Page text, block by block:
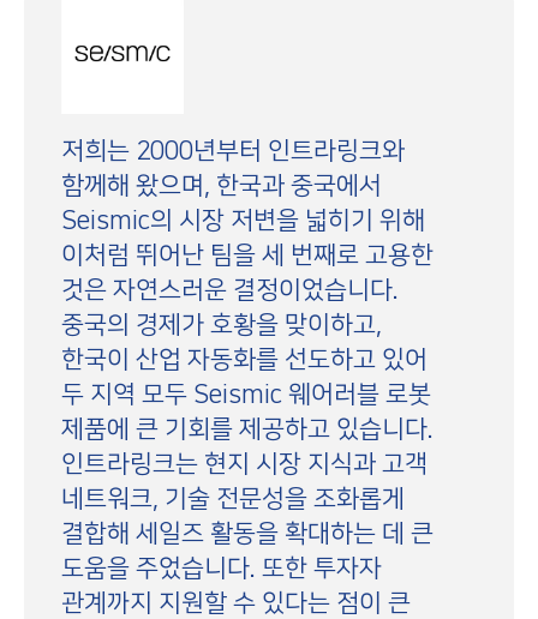
저희는 2000년부터 인트라링크와
함께해 왔으며, 한국과 중국에서
Seismic의 시장 저변을 넓히기 위해
이처럼 뛰어난 팀을 세 번째로 고용한
것은 자연스러운 결정이었습니다.
중국의 경제가 호황을 맞이하고,
한국이 산업 자동화를 선도하고 있어
두 지역 모두 Seismic 웨어러블 로봇
제품에 큰 기회를 제공하고 있습니다.
인트라링크는 현지 시장 지식과 고객
네트워크, 기술 전문성을 조화롭게
결합해 세일즈 활동을 확대하는 데 큰
도움을 주었습니다. 또한 투자자
관계까지 지원할 수 있다는 점이 큰